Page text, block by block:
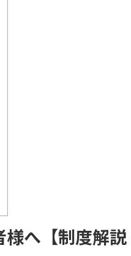
へ【制度解説